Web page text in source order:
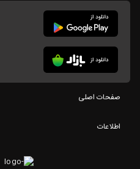
صفحات اصلی
اطلاعات